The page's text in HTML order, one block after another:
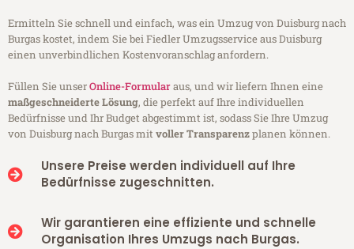
Ermitteln Sie schnell und einfach, was ein Umzug von Duisburg nach
Burgas kostet, indem Sie bei Fiedler Umzugsservice aus Duisburg
einen unverbindlichen Kostenvoranschlag anfordern.
Füllen Sie unserOnline-Formularaus, und wir liefern Ihnen eine
maßgeschneiderte Lösung, die perfekt auf Ihre individuellen
Bedürfnisse und Ihr Budget abgestimmt ist, sodass Sie Ihre Umzug
von Duisburg nach Burgas mitvoller Transparenzplanen können.
Unsere Preise werden individuell auf Ihre
Bedürfnisse zugeschnitten.
Wir garantieren eine effiziente und schnelle
Organisation Ihres Umzugs nach Burgas.